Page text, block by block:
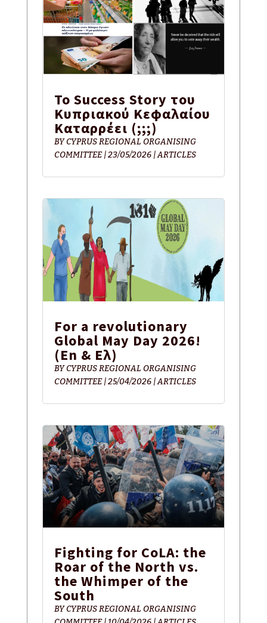
Το Success Story του
Κυπριακού Κεφαλαίου
Καταρρέει (;;;)
BYCYPRUS REGIONAL ORGANISING
COMMITTEE|23/05/2026|ARTICLES
For a revolutionary
Global May Day 2026!
(En & Ελ)
BYCYPRUS REGIONAL ORGANISING
COMMITTEE|25/04/2026|ARTICLES
Fighting for CoLA: the
Roar of the North vs.
the Whimper of the
South
BYCYPRUS REGIONAL ORGANISING